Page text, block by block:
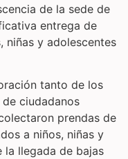
de la sede de
entrega de
niñas y adolescentes
tanto de los
ciudadanos
prendas de
a niños, niñas y
la llegada de bajas